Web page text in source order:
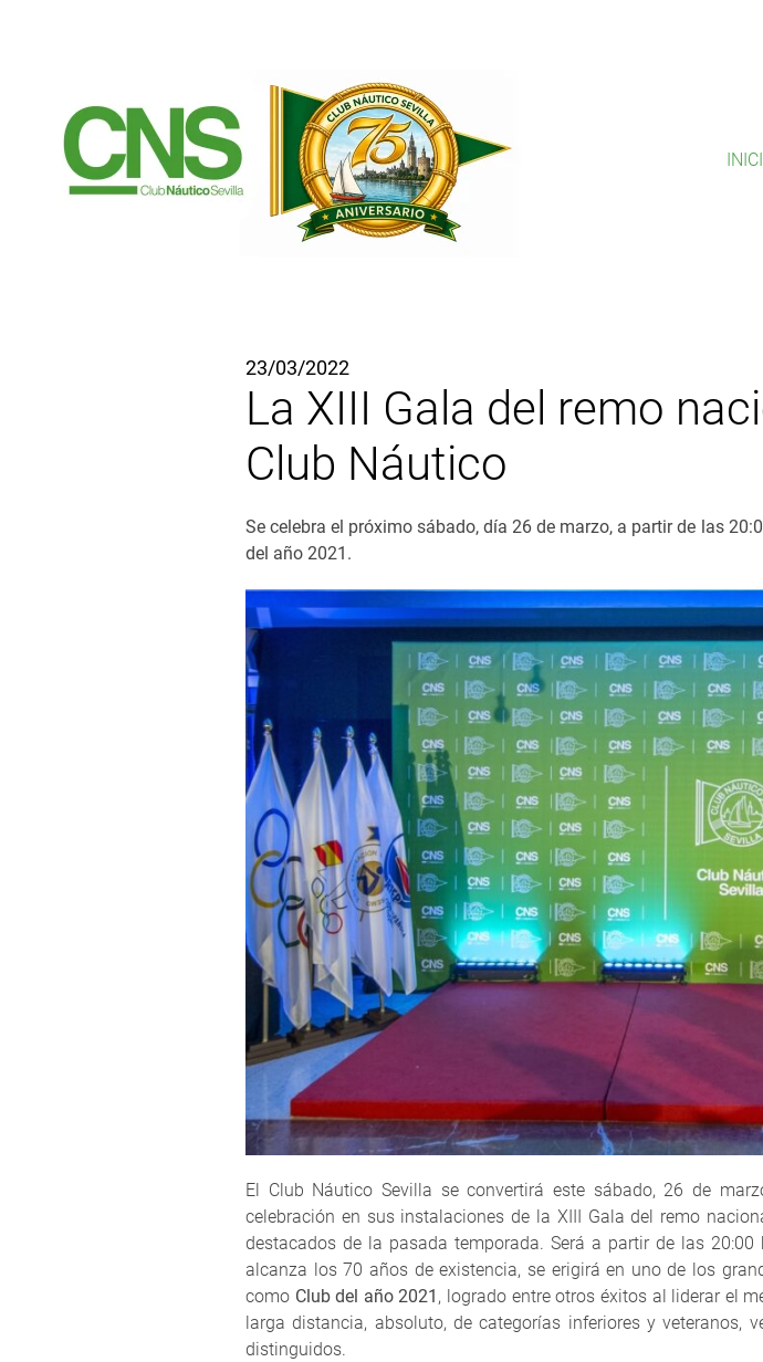
23/03/2022
La XIII Gala del remo
Club Náutico
Se celebra el próximo sábado, día 26 de marzo, a partir de las
del año 2021.
El Club Náutico Sevilla se convertirá este sábado, 26 de
celebración en sus instalaciones de la XIII Gala del remo
destacados de la pasada temporada. Será a partir de las
alcanza los 70 años de existencia, se erigirá en uno de los
como Club del año 2021 , logrado entre otros éxitos al liderar el
larga distancia, absoluto, de categorías inferiores y
distinguidos.